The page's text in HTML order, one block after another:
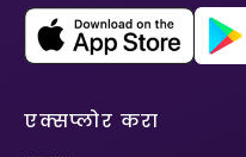
एक्सप्लोर करा